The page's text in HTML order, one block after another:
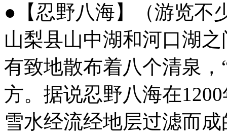
●【忍野八海】（游览不
山梨县山中湖和河口湖
有致地散布着八个清泉
方。据说忍野八海在
雪水经流经地层过滤而